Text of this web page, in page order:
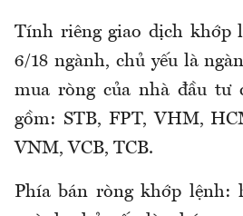
Tính riêng giao dịch khớp
6/18 ngành, chủ yếu là
mua ròng của nhà đầu tư
gồm: STB, FPT, VHM,
VNM, VCB, TCB.
Phía bán ròng khớp lệnh: